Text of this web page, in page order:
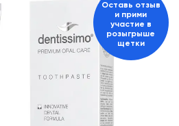
Оставь отзыв
и прими
участие в
розыгрыше
щетки